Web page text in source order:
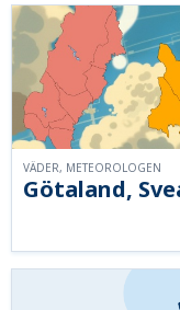
Götaland,
VÄDER, METEOROLOGEN